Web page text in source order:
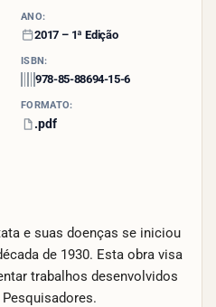
ANO:
2017 – 1ª Edição
ISBN:
978-85-88694-15-6
FORMATO:
.pdf
e suas doenças se iniciou
de 1930. Esta obra visa
trabalhos desenvolvidos